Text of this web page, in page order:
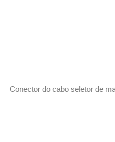
Conector do cabo seletor de